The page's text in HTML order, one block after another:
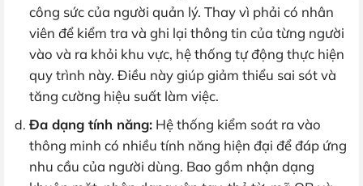
công sức của người quản lý. Thay vì phải có nhân
viên để kiểm tra và ghi lại thông tin của từng người
vào và ra khỏi khu vực, hệ thống tự động thực hiện
quy trình này. Điều này giúp giảm thiểu sai sót và
tăng cường hiệu suất làm việc.
Đa dạng tính năng:Hệ thống kiểm soát ra vào
thông minh có nhiều tính năng hiện đại để đáp ứng
nhu cầu của người dùng. Bao gồm nhận dạng